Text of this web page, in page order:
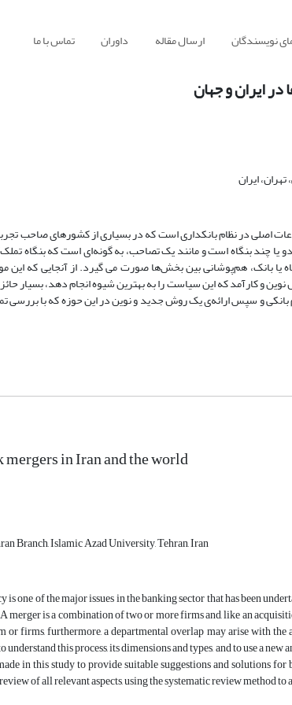
نویسندگان ارسال مقاله داوران تماس با ما
ایران و جهان
ایران
اصلی در نظام بانکداری است که در بسیاری از کشورهای صاحب
چند بنگاه است و مانند یک تصاحب، به گونه‌ای است که بنگاه
یا بانک، هم‌پوشانی بین بخش‌ها صورت می گیرد. از آنجایی که این
نوین و کارآمد که این سیاست را به بهترین شیوه انجام دهد، بسیار
بانکی و سپس ارائه‌ی یک روش جدید و نوین در این حوزه که با بررسی
in Iran and the world
Branch, Islamic Azad University, Tehran, Iran
one of the major issues in the banking sector that has been
is a combination of two or more firms and, like an
firms, furthermore, a departmental overlap may arise with
this process, its dimensions and types, and to use a
in this study to provide suitable suggestions and solutions
of all relevant aspects, using the systematic review method to